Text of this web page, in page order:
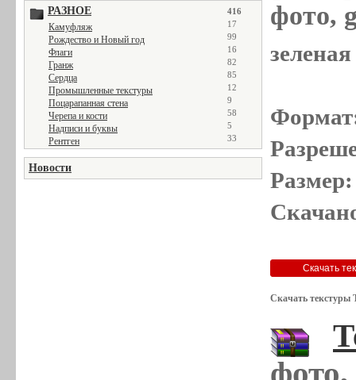
РАЗНОЕ 416
Камуфляж 17
Рождество и Новый год 99
Флаги 16
Гранж 82
Сердца 85
Промышленные текстуры 12
Поцарапанная стена 9
Черепа и кости 58
Надписи и буквы 5
Рентген 33
Новости
фото,
Скачать текстуры